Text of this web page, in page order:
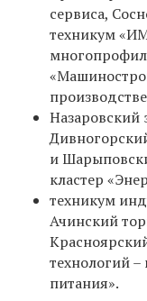
сервиса,
техникум
Назаровский
и
кластер
техникум
Ачинский
технологий –
питания».